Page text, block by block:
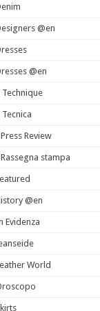
@en
@en
Technique
Tecnica
Review
stampa
@en
Evidenza
World